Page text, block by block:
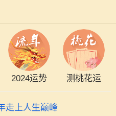
2024运势 测桃花运
走上人生巅峰